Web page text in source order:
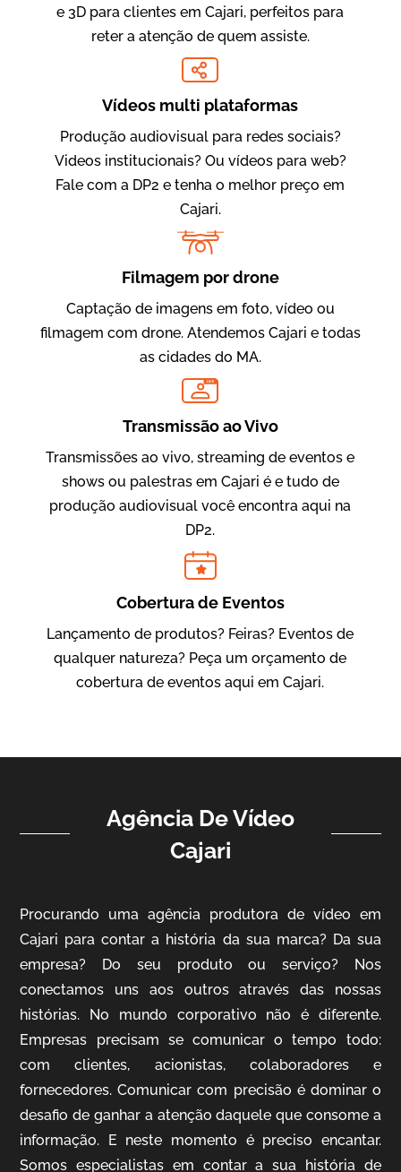
Amigo Edu
Evolucional
Vídeos para Treinamentos
IBCC
Vídeo Institucional
Vídeo Institucional
IQVIA
Cobertura de Eventos
e 3D para clientes em Cajari, perfeitos para
reter a atenção de quem assiste.
Vídeos multi plataformas
Produção audiovisual para redes sociais?
Videos institucionais? Ou vídeos para web?
Fale com a DP2 e tenha o melhor preço em
Cajari.
Filmagem por drone
Captação de imagens em foto, vídeo ou
filmagem com drone. Atendemos Cajari e todas
as cidades do MA.
LIVE
Transmissão ao Vivo
Transmissões ao vivo, streaming de eventos e
shows ou palestras em Cajari é e tudo de
produção audiovisual você encontra aqui na
DP2.
Cobertura de Eventos
Lançamento de produtos? Feiras? Eventos de
qualquer natureza? Peça um orçamento de
cobertura de eventos aqui em Cajari.
Agência De Vídeo
Cajari
Procurando uma agência produtora de vídeo em
Cajari para contar a história da sua marca? Da sua
empresa? Do seu produto ou serviço? Nos
conectamos uns aos outros através das nossas
histórias. No mundo corporativo não é diferente.
Empresas precisam se comunicar o tempo todo:
com clientes, acionistas, colaboradores e
fornecedores. Comunicar com precisão é dominar o
desafio de ganhar a atenção daquele que consome a
informação. E neste momento é preciso encantar.
Somos especialistas em contar a sua história de